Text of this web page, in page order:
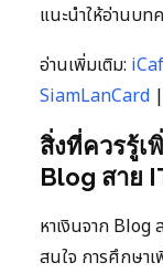
แนะนำให้อ่านบท
อ่านเพิ่มเติม:
SiamLanCard |
สิ่งที่ควรรู้เ
Blog สาย
หาเงินจาก Blog
สนใจ การศึกษาเ